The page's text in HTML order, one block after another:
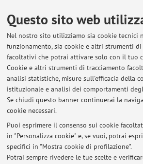
Questo sito web
Nel nostro sito utilizziamo sia cookie tecnici
funzionamento, sia cookie e altri strumenti di
facoltativi che potrai attivare solo con il tuo
Cookie e altri strumenti di tracciamento
analisi statistiche, misure sull'efficacia della
istituzionale e analisi dei comportamenti
Se chiudi questo banner continuerai la
cookie necessari.
Puoi esprimere il consenso sui cookie
in "Personalizza cookie" e, se vuoi, potrai
specifici in "Mostra cookie di profilazione".
Potrai sempre rivedere le tue scelte e
Lunedì, alle ore 13:30, presso il
Giuridiche, via S. Giacomo 3.
Si avvisa che il ricevimento del 30
martedì 01 ottobre 2019 ore 13:30
Annullamento lezione del 16 dicembre 2022
Pubblicato il: 16 dicembre 2022
variazione ricevimento